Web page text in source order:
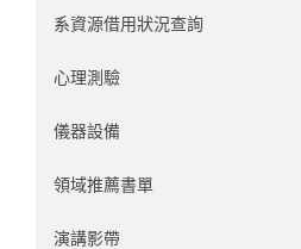
系資源借用狀況查詢
心理測驗
中文心理測驗
英文心理測驗
儀器設備
領域推薦書單
諮商領域
演講影帶